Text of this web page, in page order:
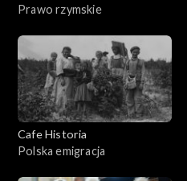
Prawo rzymskie
Cafe Historia
Polska emigracja